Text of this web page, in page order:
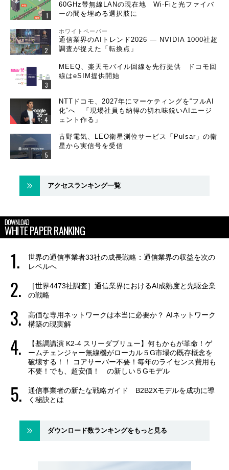
60GHz帯無線LANの現在地 Wi-Fiと光ファイバ
ーの間を埋める選択肢に
ホワイトペーパー
通信業界のAIトレンド2026 ― NVIDIA 1000社超
調査が捉えた「転換点」
MEEQ、楽天モバイル回線を先行提供 ドコモ回
線はeSIM提供開始
NTTドコモ、2027年にマーケティングを“フルAI
化”へ 「現場社員も納得の切れ味鋭いAIエージ
ェント作る」
古野電気、LEO衛星測位サービス「Pulsar」の衛
星から実信号を受信
アクセスランキング一覧
DOWNLOAD
WHITE PAPER RANKING
世界の通信事業者33社の成長戦略：通信業界の収益を次の
レベルへ
［世界4473社調査］通信業界におけるAI成熟度と先駆企業
の戦略
高価な専用ネットワークは本当に必要か？ AIネットワーク
構築の現実解
【基調講演 K2-4 スリーダブリュー】何もかもが革命！ゲ
ームチェンジャー無線機がローカル５G市場の既存概念を
破壊する！！ コアサーバー不要！毎年のライセンス費用も
不要！でも、超安価！ の新しい５Gモデル
通信事業者の新たな戦略ガイド B2B2Xモデルを成功に導
く秘訣とは
ダウンロード数ランキングをもっと見る